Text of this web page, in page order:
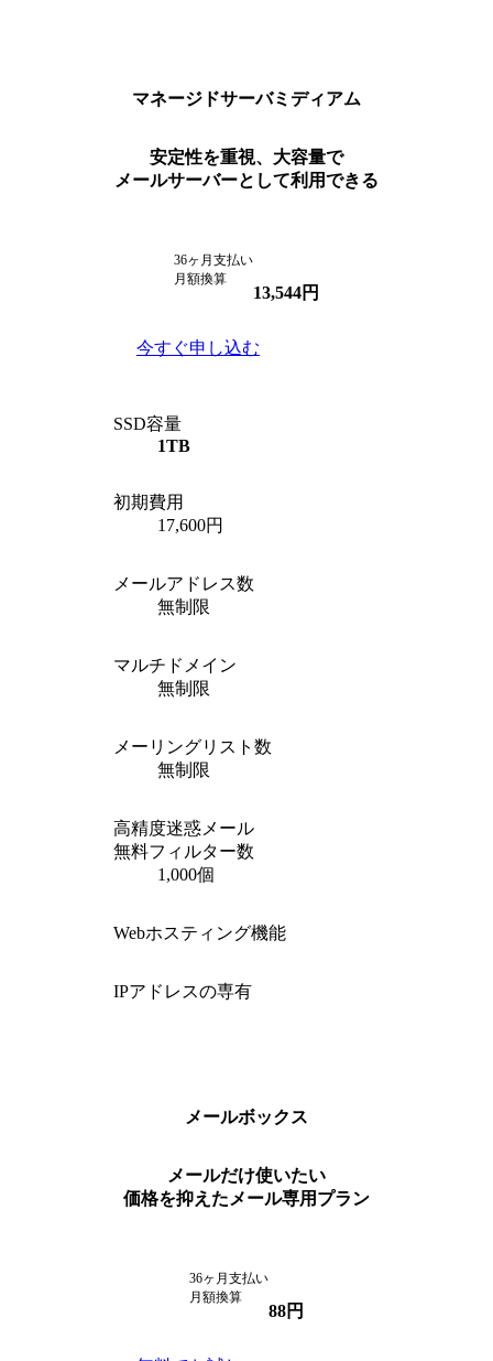
マネージドサーバミディアム
安定性を重視、大容量で
メールサーバーとして利用できる
36ヶ月支払い
月額換算
13,544円
今すぐ申し込む
SSD容量
1TB
初期費用
17,600円
メールアドレス数
無制限
マルチドメイン
無制限
メーリングリスト数
無制限
高精度迷惑メール
無料フィルター数
1,000個
Webホスティング機能
IPアドレスの専有
メールボックス
メールだけ使いたい
価格を抑えたメール専用プラン
36ヶ月支払い
月額換算
88円